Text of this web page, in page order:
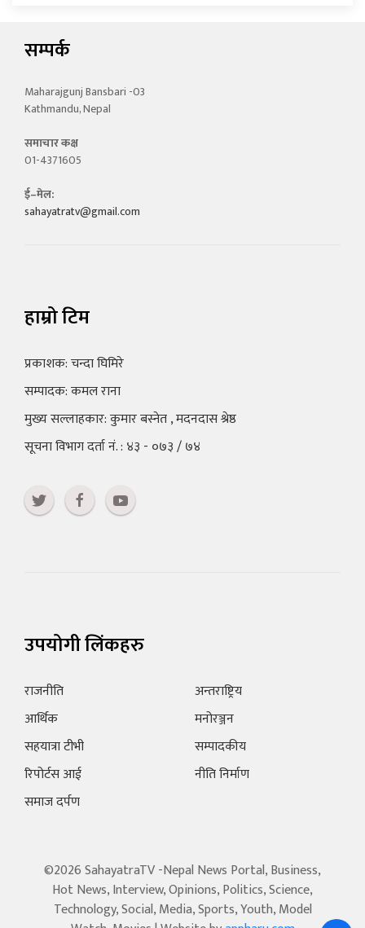
सम्पर्क
Maharajgunj Bansbari -03
Kathmandu, Nepal
समाचार कक्ष
01-4371605
ई–मेल:
sahayatratv@gmail.com
हाम्रो टिम
प्रकाशक: चन्दा घिमिरे
सम्पादक: कमल राना
मुख्य सल्लाहकार: कुमार बस्नेत , मदनदास श्रेष्ठ
सूचना विभाग दर्ता नं. : ४३ - ०७३ / ७४
उपयोगी लिंकहरु
राजनीति
आर्थिक
सहयात्रा टीभी
रिपोर्टस आई
समाज दर्पण
अन्तराष्ट्रिय
मनोरञ्जन
सम्पादकीय
नीति निर्माण
©2026 SahayatraTV -Nepal News Portal, Business,
Hot News, Interview, Opinions, Politics, Science,
Technology, Social, Media, Sports, Youth, Model